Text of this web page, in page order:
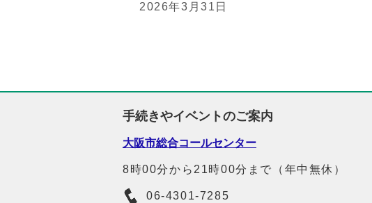
2026年3月31日
手続きやイベントのご案内
大阪市総合コールセンター
8時00分から21時00分まで（年中無休）
06-4301-7285